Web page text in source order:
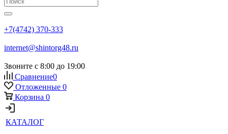
+7(4742) 370-333
internet@shintorg48.ru
Звоните с 8:00 до 19:00
Сравнение0
Отложенные 0
Корзина 0
КАТАЛОГ